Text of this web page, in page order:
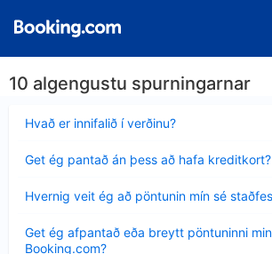
10 algengustu spurningarnar
Hvað er innifalið í verðinu?
sýnt
Get ég pantað án þess að hafa kreditkort?
sýnt
Hvernig veit ég að pöntunin mín sé
sýnt
Get ég afpantað eða breytt pöntuninni
Booking.com?
sýnt